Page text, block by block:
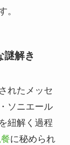
。
謎解き
れたメッセ
ソニエール
紐解く過程
に秘められ